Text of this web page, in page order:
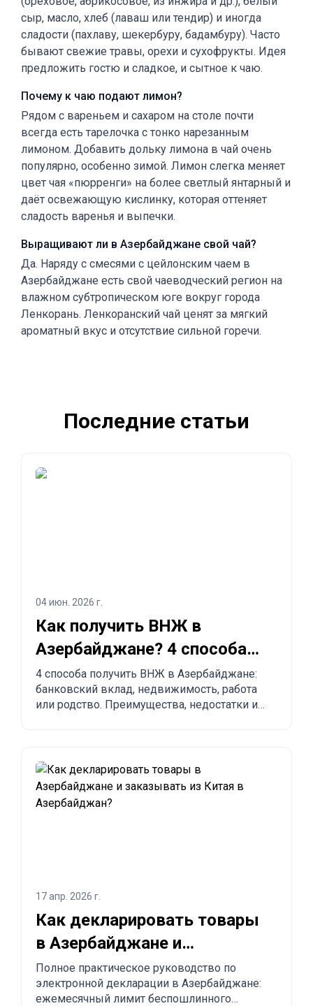
сыр, масло, хлеб (лаваш или тендир) и иногда
сладости (пахлаву, шекербуру, бадамбуру). Часто
бывают свежие травы, орехи и сухофрукты. Идея
предложить гостю и сладкое, и сытное к чаю.
Почему к чаю подают лимон?
Рядом с вареньем и сахаром на столе почти
всегда есть тарелочка с тонко нарезанным
лимоном. Добавить дольку лимона в чай очень
популярно, особенно зимой. Лимон слегка меняет
цвет чая «пюрренги» на более светлый янтарный и
даёт освежающую кислинку, которая оттеняет
сладость варенья и выпечки.
Выращивают ли в Азербайджане свой чай?
Да. Наряду с смесями с цейлонским чаем в
Азербайджане есть свой чаеводческий регион на
влажном субтропическом юге вокруг города
Ленкорань. Ленкоранский чай ценят за мягкий
ароматный вкус и отсутствие сильной горечи.
Последние статьи
04 июн. 2026 г.
Как получить ВНЖ в
Азербайджане? 4 способа
легализоваться
4 способа получить ВНЖ в Азербайджане:
банковский вклад, недвижимость, работа
или родство. Преимущества, недостатки и
17 апр. 2026 г.
Как декларировать товары
в Азербайджане и
заказывать из Китая в
Азербайджан?
Полное практическое руководство по
электронной декларации в Азербайджане:
ежемесячный лимит беспошлинного